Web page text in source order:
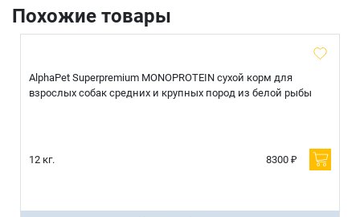
Похожие товары
AlphaPet Superpremium MONOPROTEIN сухой корм для
взрослых собак средних и крупных пород из белой рыбы
12 кг. 8300 ₽